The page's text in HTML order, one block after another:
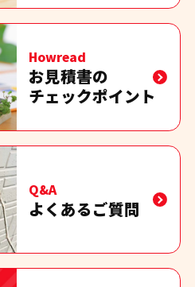
Howread
お見積書の
チェックポイント
Q&A
よくあるご質問